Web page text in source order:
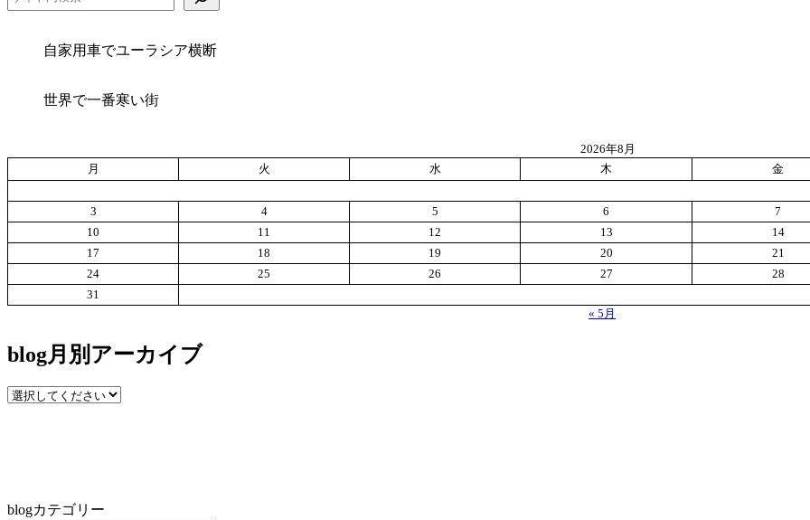
ゴ
自家用車でユーラシア横断
世界で一番寒い街
2026年8月
月
火 水 木 金
3 4 5 6
7
10
11 12 13
14
17
18 19 20
21
24
25 26 27
28
31
« 5月
blog月別アーカイブ
blogカテゴリー